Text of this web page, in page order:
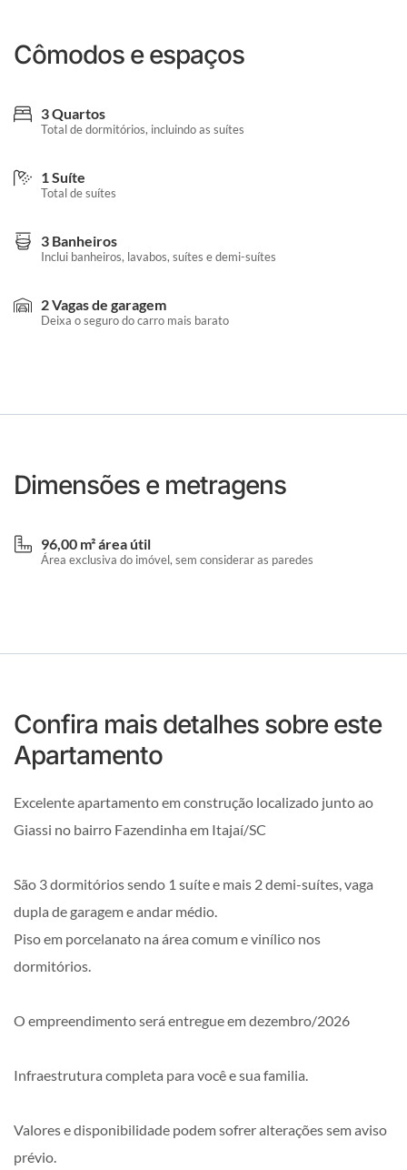
Cômodos e espaços
3 Quartos
Total de dormitórios, incluindo as suítes
1 Suíte
Total de suítes
3 Banheiros
Inclui banheiros, lavabos, suítes e demi-suítes
2 Vagas de garagem
Deixa o seguro do carro mais barato
Dimensões e metragens
96,00 m² área útil
Área exclusiva do imóvel, sem considerar as paredes
Confira mais detalhes sobre este
Apartamento
Excelente apartamento em construção localizado junto ao
Giassi no bairro Fazendinha em Itajaí/SC
São 3 dormitórios sendo 1 suíte e mais 2 demi-suítes, vaga
dupla de garagem e andar médio.
Piso em porcelanato na área comum e vinílico nos
dormitórios.
O empreendimento será entregue em dezembro/2026
Infraestrutura completa para você e sua familia.
Valores e disponibilidade podem sofrer alterações sem aviso
prévio.